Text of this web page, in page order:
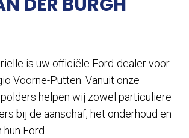
is uw officiële Ford-dealer voor
Voorne-Putten. Vanuit onze
helpen wij zowel particuliere
bij de aanschaf, het onderhoud en
Ford.